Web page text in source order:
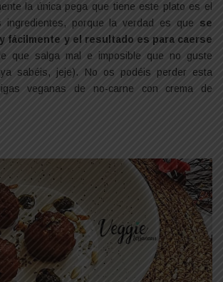
la única pega que tiene este plato es el
ingredientes, porque la verdad es que se
fácilmente y el resultado es para caerse
que salga mal e imposible que no guste
sabéis, jeje). No os podéis perder esta
veganas de no-carne con crema de